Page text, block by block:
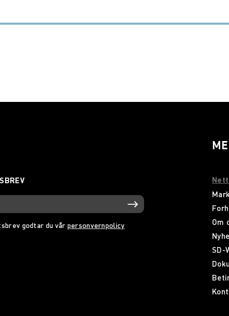
godtar du vår personvernpolicy
Om
SD-